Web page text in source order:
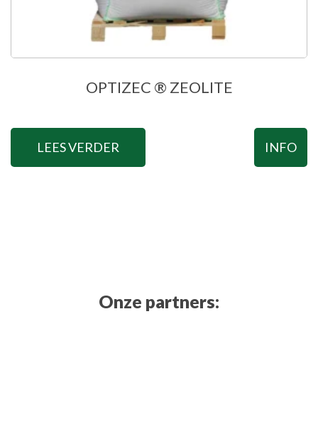
OPTIZEC ® ZEOLITE
LEES VERDER INFO
Onze partners: